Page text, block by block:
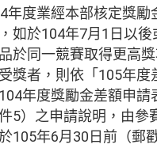
年度業經本部核定獎勵
如於104年7月1日以後
於同一競賽取得更高
獎者，則依「105年度
年度獎勵金差額申請
5）之申請說明，由參
105年6月30日前（郵